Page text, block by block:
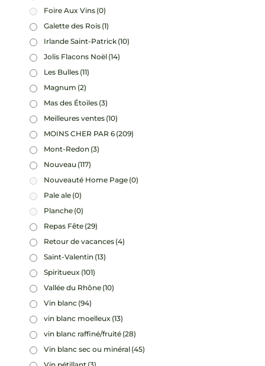
Foire Aux Vins (0)
Galette des Rois (1)
Irlande Saint-Patrick (10)
Jolis Flacons Noël (14)
Les Bulles (11)
Magnum (2)
Mas des Étoiles (3)
Meilleures ventes (10)
MOINS CHER PAR 6 (209)
Mont-Redon (3)
Nouveau (117)
Nouveauté Home Page (0)
Pale ale (0)
Planche (0)
Repas Fête (29)
Retour de vacances (4)
Saint-Valentin (13)
Spiritueux (101)
Vallée du Rhône (10)
Vin blanc (94)
vin blanc moelleux (13)
vin blanc raffiné/fruité (28)
Vin blanc sec ou minéral (45)